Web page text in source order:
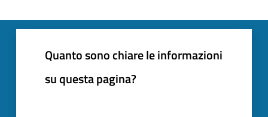
Quanto sono chiare le informazioni
su questa pagina?